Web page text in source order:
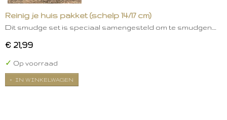
Reinig je huis pakket (schelp 14/17 cm)
Dit smudge set is speciaal samengesteld om te smudgen.…
€ 21,99
✓ Op voorraad
IN WINKELWAGEN